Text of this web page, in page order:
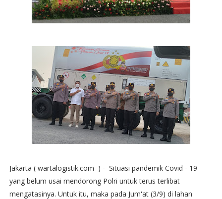
Jakarta ( wartalogistik.com ) - Situasi pandemik Covid - 19
yang belum usai mendorong Polri untuk terus terlibat
mengatasinya. Untuk itu, maka pada Jum'at (3/9) di lahan